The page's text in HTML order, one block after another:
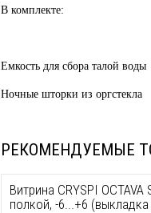
В комплекте:
Емкость для сбора талой воды
Ночные шторки из оргстекла
РЕКОМЕНДУЕМЫЕ
Витрина CRYSPI OCTAVA
полкой, -6...+6